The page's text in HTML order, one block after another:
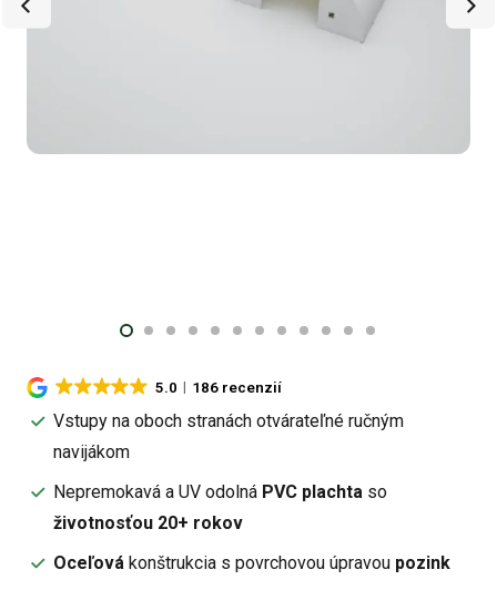
5.0 186 recenzií
Vstupy na oboch stranách otvárateľné ručným
navijákom
Nepremokavá a UV odolná PVC plachta so
životnosťou 20+ rokov
Oceľová konštrukcia s povrchovou úpravou pozink